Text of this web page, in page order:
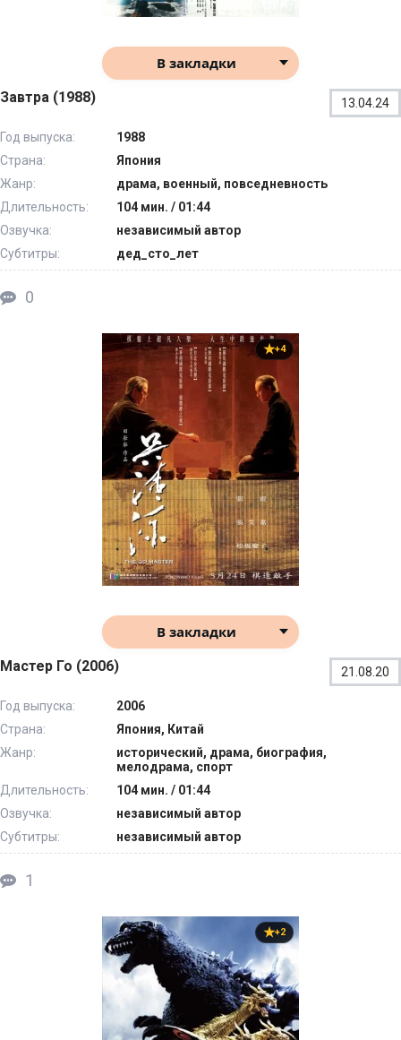
В закладки
Завтра (1988) 13.04.24
Год выпуска:
1988
Страна:
Япония
Жанр:
драма, военный, повседневность
Длительность:
104 мин. / 01:44
Озвучка:
независимый автор
Субтитры:
дед_сто_лет
0
+4
В закладки
Мастер Го (2006) 21.08.20
Год выпуска:
2006
Страна:
Япония, Китай
Жанр:
исторический, драма, биография,
мелодрама, спорт
Длительность:
104 мин. / 01:44
Озвучка:
независимый автор
Субтитры:
независимый автор
1
+2